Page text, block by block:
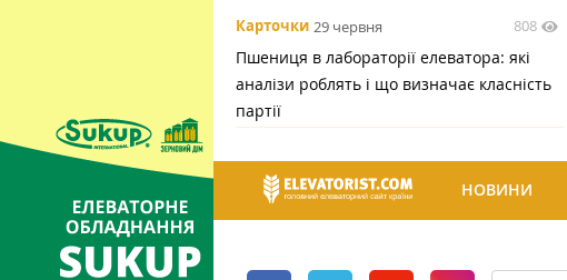
Карточки 29 червня 808
Пшениця в лабораторії елеватора: які
аналізи роблять і що визначає класність
партії
НОВИНИ